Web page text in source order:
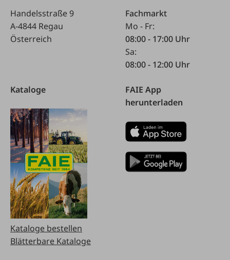
Handelsstraße 9
A-4844 Regau
Österreich
Fachmarkt
Mo - Fr:
08:00 - 17:00 Uhr
Sa:
08:00 - 12:00 Uhr
Kataloge
Kataloge bestellen
Blätterbare Kataloge
FAIE App
herunterladen